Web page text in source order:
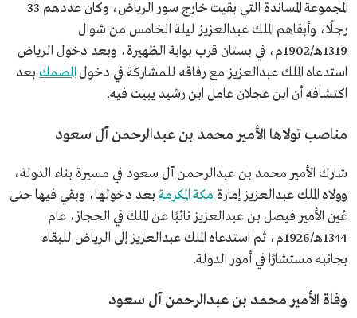
المجموعة المساندة التي بقيت خارج سور الرياض، وكان عددهم 33
رجلًا، وأبقاهم الملك عبدالعزيز ليلة الخامس من شوال
1319هـ/1902م، في بستان قرب بوابة الظهيرة، وبعد دخول الرياض
استدعاه الملك عبدالعزيز مع رفاقه للمشاركة في دخولالمصمك بعد
اكتشافه أن ابن عجلان عامل ابن رشيد يبيت فيه.
مناصب تولاها الأمير محمد بن عبدالرحمن آل سعود
شارك الأمير محمد بن عبدالرحمن آل سعود في مسيرة بناء الدولة،
وولاه الملك عبدالعزيز إمارة مكة المكرمة بعد دخولها، وبقي فيها حتى
عُين الأمير فيصل بن عبدالعزيز نائبًا عن الملك في الحجاز، عام
1344هـ/1926م، ثم استدعاه الملك عبدالعزيز إلى الرياض للبقاء
بجانبه مستشارًا في أمور الدولة.
وفاة الأمير محمد بن عبدالرحمن آل سعود